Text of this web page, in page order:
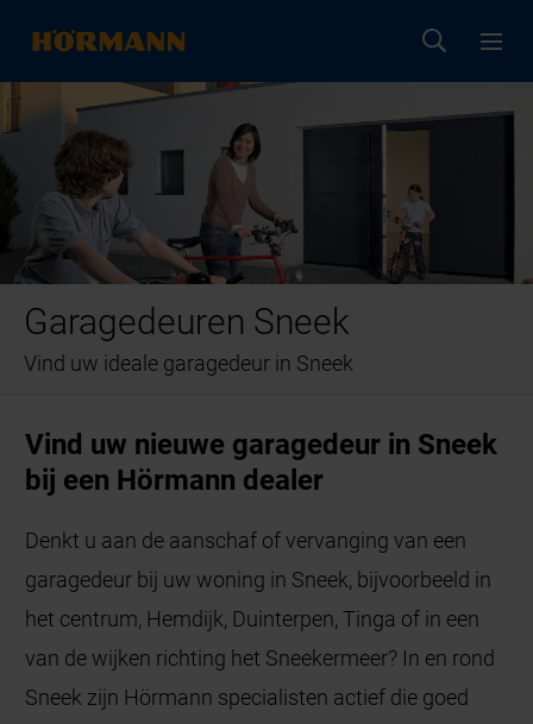
Garagedeuren Sneek
Vind uw ideale garagedeur in Sneek
Vind uw nieuwe garagedeur in Sneek
bij een Hörmann dealer
Denkt u aan de aanschaf of vervanging van een
garagedeur bij uw woning in Sneek, bijvoorbeeld in
het centrum, Hemdijk, Duinterpen, Tinga of in een
van de wijken richting het Sneekermeer? In en rond
Sneek zijn Hörmann specialisten actief die goed